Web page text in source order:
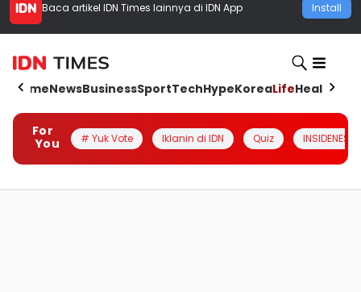
Baca artikel IDN Times lainnya di IDN App Install
HomeNewsBusinessSportTechHypeKoreaLifeHealth
For
You
# Yuk Vote Iklanin di IDN Quiz INSIDENESIA